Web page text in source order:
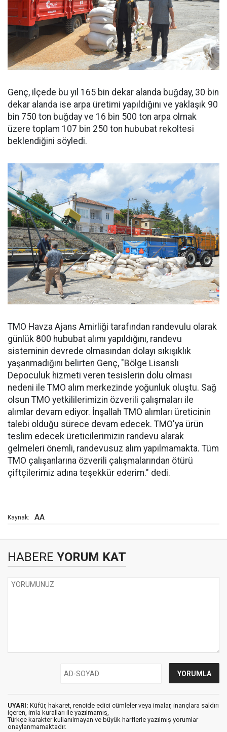
Genç, ilçede bu yıl 165 bin dekar alanda buğday, 30 bin
dekar alanda ise arpa üretimi yapıldığını ve yaklaşık 90
bin 750 ton buğday ve 16 bin 500 ton arpa olmak
üzere toplam 107 bin 250 ton hububat rekoltesi
beklendiğini söyledi.
TMO Havza Ajans Amirliği tarafından randevulu olarak
günlük 800 hububat alımı yapıldığını, randevu
sisteminin devrede olmasından dolayı sıkışıklık
yaşanmadığını belirten Genç, "Bölge Lisanslı
Depoculuk hizmeti veren tesislerin dolu olması
nedeni ile TMO alım merkezinde yoğunluk oluştu. Sağ
olsun TMO yetkililerimizin özverili çalışmaları ile
alımlar devam ediyor. İnşallah TMO alımları üreticinin
talebi olduğu sürece devam edecek. TMO'ya ürün
teslim edecek üreticilerimizin randevu alarak
gelmeleri önemli, randevusuz alım yapılmamakta. Tüm
TMO çalışanlarına özverili çalışmalarından ötürü
çiftçilerimiz adına teşekkür ederim." dedi.
Kaynak: AA
HABERE YORUM KAT
UYARI: Küfür, hakaret, rencide edici cümleler veya imalar, inançlara saldırı
içeren, imla kuralları ile yazılmamış,
Türkçe karakter kullanılmayan ve büyük harflerle yazılmış yorumlar
onaylanmamaktadır.